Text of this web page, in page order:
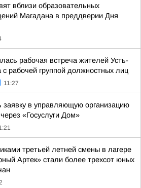
вблизи образовательных
Магадана в преддверии Дня
рабочая встреча жителей Усть-
с рабочей группой должностных лиц
11:27
заявку в управляющую организацию
«Госуслуги Дом»
третьей летней смены в лагере
Артек» стали более трехсот юных